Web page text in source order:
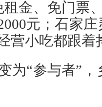
金、免门票
元；石家
营小吃都跟着
为“参与者”